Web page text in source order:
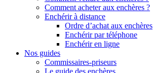
Comment acheter aux enchères ?
Enchérir à distance
Ordre d’achat aux enchères
Enchérir par téléphone
Enchérir en ligne
Nos guides
Commissaires-priseurs
Le guide des enchères